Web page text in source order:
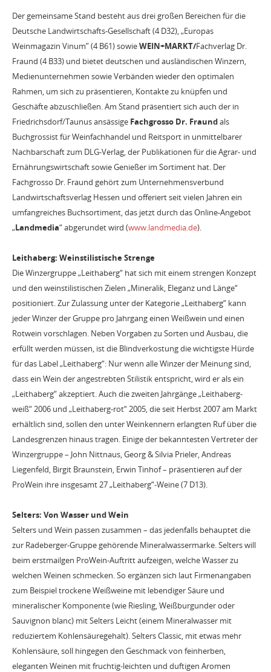
Der gemeinsame Stand besteht aus drei großen Bereichen für die
Deutsche Landwirtschafts-Gesellschaft (4 D32), „Europas
Weinmagazin Vinum” (4 B61) sowieWEIN+MARKT/Fachverlag Dr.
Fraund (4 B33) und bietet deutschen und ausländischen Winzern,
Medienunternehmen sowie Verbänden wieder den optimalen
Rahmen, um sich zu präsentieren, Kontakte zu knüpfen und
Geschäfte abzuschließen. Am Stand präsentiert sich auch der in
Friedrichsdorf/Taunus ansässige Fachgrosso Dr. Fraundals
Buchgrossist für Weinfachhandel und Reitsport in unmittelbarer
Nachbarschaft zum DLG-Verlag, der Publikationen für die Agrar- und
Ernährungswirtschaft sowie Genießer im Sortiment hat. Der
Fachgrosso Dr. Fraund gehört zum Unternehmensverbund
Landwirtschaftsverlag Hessen und offeriert seit vielen Jahren ein
umfangreiches Buchsortiment, das jetzt durch das Online-Angebot
„Landmedia“ abgerundet wird (www.landmedia.de).
Leithaberg: Weinstilistische Strenge
Die Winzergruppe „Leithaberg“ hat sich mit einem strengen Konzept
und den weinstilistischen Zielen „Mineralik, Eleganz und Länge“
positioniert. Zur Zulassung unter der Kategorie „Leithaberg“ kann
jeder Winzer der Gruppe pro Jahrgang einen Weißwein und einen
Rotwein vorschlagen. Neben Vorgaben zu Sorten und Ausbau, die
erfüllt werden müssen, ist die Blindverkostung die wichtigste Hürde
für das Label „Leithaberg“: Nur wenn alle Winzer der Meinung sind,
dass ein Wein der angestrebten Stilistik entspricht, wird er als ein
„Leithaberg“ akzeptiert. Auch die zweiten Jahrgänge „Leithaberg-
weiß“ 2006 und „Leithaberg-rot“ 2005, die seit Herbst 2007 am Markt
erhältlich sind, sollen den unter Weinkennern erlangten Ruf über die
Landesgrenzen hinaus tragen. Einige der bekanntesten Vertreter der
Winzergruppe – John Nittnaus, Georg & Silvia Prieler, Andreas
Liegenfeld, Birgit Braunstein, Erwin Tinhof – präsentieren auf der
ProWein ihre insgesamt 27 „Leithaberg“-Weine (7 D13).
Selters: Von Wasser und Wein
Selters und Wein passen zusammen – das jedenfalls behauptet die
zur Radeberger-Gruppe gehörende Mineralwassermarke. Selters will
beim erstmailgen ProWein-Auftritt aufzeigen, welche Wasser zu
welchen Weinen schmecken. So ergänzen sich laut Firmenangaben
zum Beispiel trockene Weißweine mit lebendiger Säure und
mineralischer Komponente (wie Riesling, Weißburgunder oder
Sauvignon blanc) mit Selters Leicht (einem Mineralwasser mit
reduziertem Kohlensäuregehalt). Selters Classic, mit etwas mehr
Kohlensäure, soll hingegen den Geschmack von feinherben,
eleganten Weinen mit fruchtig-leichten und duftigen Aromen